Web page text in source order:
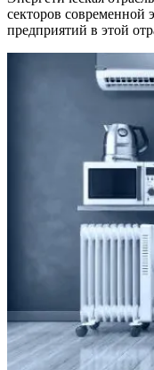
секторов
предприятий в этой